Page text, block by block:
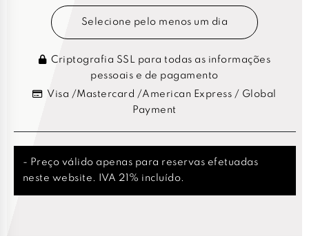
Selecione pelo menos um dia
Criptografia SSL para todas as informações
pessoais e de pagamento
Visa /Mastercard /American Express / Global
Payment
- Preço válido apenas para reservas efetuadas
neste website. IVA 21% incluído.